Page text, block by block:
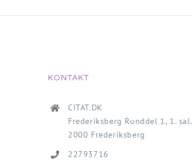
KONTAKT
CITAT.DK
Frederiksberg Runddel 1, 1. sal.
2000 Frederiksberg
22793716